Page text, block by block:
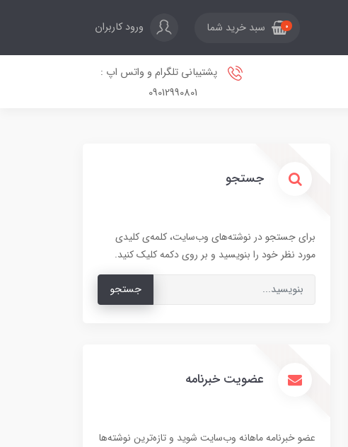
0 سبد خرید شما ورود کاربران
پشتیبانی تلگرام و واتس اپ :
09012990801
جستجو
برای جستجو در نوشته‌های وب‌سایت، کلمه‌ی کلیدی
مورد نظر خود را بنویسید و بر روی دکمه کلیک کنید.
جستجو
عضویت خبرنامه
عضو خبرنامه ماهانه وب‌سایت شوید و تازه‌ترین نوشته‌ها